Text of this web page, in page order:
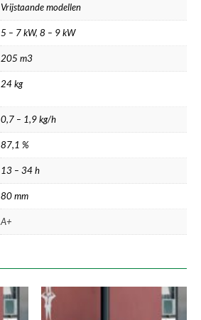
Vrijstaande modellen
5 – 7 kW, 8 – 9 kW
205 m3
24 kg
0,7 – 1,9 kg/h
87,1 %
13 – 34 h
80 mm
A+